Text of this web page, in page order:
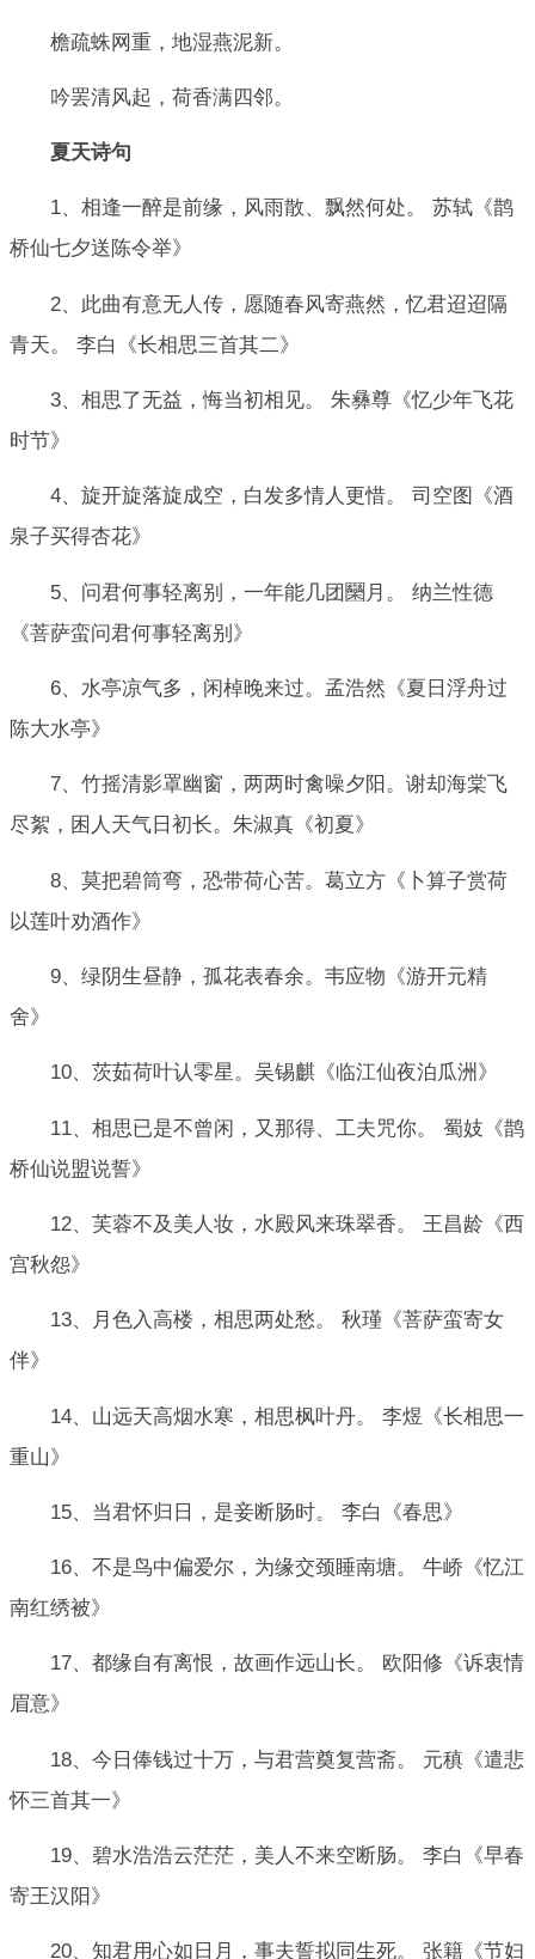
檐疏蛛网重，地湿燕泥新。
吟罢清风起，荷香满四邻。
夏天诗句
1、相逢一醉是前缘，风雨散、飘然何处。 苏轼《鹊
桥仙七夕送陈令举》
2、此曲有意无人传，愿随春风寄燕然，忆君迢迢隔
青天。 李白《长相思三首其二》
3、相思了无益，悔当初相见。 朱彝尊《忆少年飞花
时节》
4、旋开旋落旋成空，白发多情人更惜。 司空图《酒
泉子买得杏花》
5、问君何事轻离别，一年能几团圞月。 纳兰性德
《菩萨蛮问君何事轻离别》
6、水亭凉气多，闲棹晚来过。孟浩然《夏日浮舟过
陈大水亭》
7、竹摇清影罩幽窗，两两时禽噪夕阳。谢却海棠飞
尽絮，困人天气日初长。朱淑真《初夏》
8、莫把碧筒弯，恐带荷心苦。葛立方《卜算子赏荷
以莲叶劝酒作》
9、绿阴生昼静，孤花表春余。韦应物《游开元精
舍》
10、茨茹荷叶认零星。吴锡麒《临江仙夜泊瓜洲》
11、相思已是不曾闲，又那得、工夫咒你。 蜀妓《鹊
桥仙说盟说誓》
12、芙蓉不及美人妆，水殿风来珠翠香。 王昌龄《西
宫秋怨》
13、月色入高楼，相思两处愁。 秋瑾《菩萨蛮寄女
伴》
14、山远天高烟水寒，相思枫叶丹。 李煜《长相思一
重山》
15、当君怀归日，是妾断肠时。 李白《春思》
16、不是鸟中偏爱尔，为缘交颈睡南塘。 牛峤《忆江
南红绣被》
17、都缘自有离恨，故画作远山长。 欧阳修《诉衷情
眉意》
18、今日俸钱过十万，与君营奠复营斋。 元稹《遣悲
怀三首其一》
19、碧水浩浩云茫茫，美人不来空断肠。 李白《早春
寄王汉阳》
20、知君用心如日月，事夫誓拟同生死。 张籍《节妇